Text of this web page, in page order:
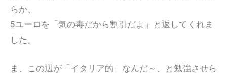
らか、
5ユーロを「気の毒だから割引だよ」と返してくれま
した。
ま、この辺が「イタリア的」なんだ～、と勉強させら